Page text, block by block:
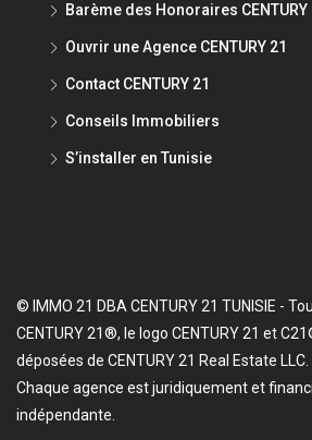
Barème des Honoraires CENTURY
Ouvrir une Agence CENTURY 21
Contact CENTURY 21
Conseils Immobiliers
S’installer en Tunisie
© IMMO 21 DBA CENTURY 21 TUNISIE -
CENTURY 21®, le logo CENTURY 21 et
déposées de CENTURY 21 Real Estate LLC.
Chaque agence est juridiquement et
indépendante.